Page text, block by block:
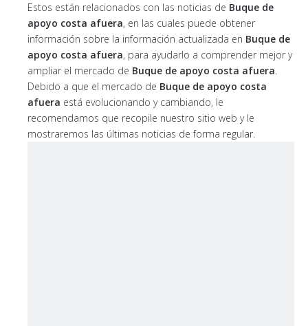
Estos están relacionados con las noticias de Buque de
apoyo costa afuera, en las cuales puede obtener
información sobre la información actualizada en Buque de
apoyo costa afuera, para ayudarlo a comprender mejor y
ampliar el mercado de Buque de apoyo costa afuera.
Debido a que el mercado de Buque de apoyo costa
afuera está evolucionando y cambiando, le
recomendamos que recopile nuestro sitio web y le
mostraremos las últimas noticias de forma regular.